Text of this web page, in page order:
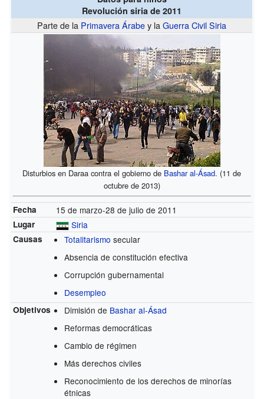
Revolución siria de 2011
Parte de la Primavera Árabey laGuerra Civil Siria
Disturbios en Daraa contra el gobierno de Bashar al-Ásad. (11 de
octubre de 2013)
Fecha 15 de marzo-28 de julio de 2011
Lugar Siria
Causas Totalitarismo secular
Absencia de constitución efectiva
Corrupción gubernamental
Desempleo
Objetivos Dimisión de Bashar al-Ásad
Reformas democráticas
Cambio de régimen
Más derechos civiles
Reconocimiento de los derechos de minorías
étnicas